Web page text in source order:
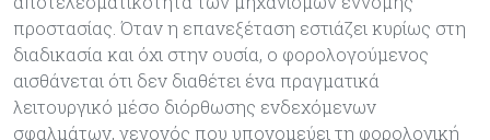
προστασίας. Όταν η επανεξέταση εστιάζει κυρίως στη
διαδικασία και όχι στην ουσία, ο φορολογούμενος
αισθάνεται ότι δεν διαθέτει ένα πραγματικά
λειτουργικό μέσο διόρθωσης ενδεχόμενων
σφαλμάτων, γεγονός που υπονομεύει τη φορολογική